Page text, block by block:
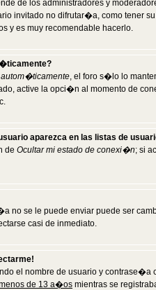
de los administradores y
invitado no difrutar�a, como tener
y es muy recomendable hacerlo.
, el foro s�lo lo
active la opci�n al momento de
aparezca en las listas de
de Ocultar mi estado de conexi�n; si
no se le puede enviar puede ser
casi de inmediato.
el nombre de usuario y
de 13 a�os mientras se